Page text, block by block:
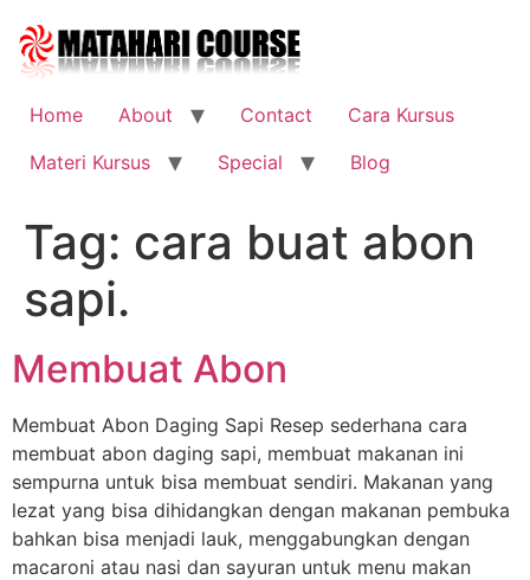
content
Home
About Contact
Cara Kursus
Materi Kursus
Special Blog
Tag: cara buat abon
sapi.
Membuat Abon
Membuat Abon Daging Sapi Resep sederhana cara
membuat abon daging sapi, membuat makanan ini
sempurna untuk bisa membuat sendiri. Makanan yang
lezat yang bisa dihidangkan dengan makanan pembuka
bahkan bisa menjadi lauk, menggabungkan dengan
macaroni atau nasi dan sayuran untuk menu makan